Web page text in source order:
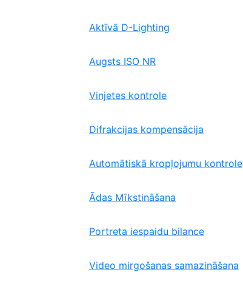
Aktīvā D-Lighting
Augsts ISO NR
Vinjetes kontrole
Difrakcijas kompensācija
Automātiskā kropļojumu kontrole
Ādas Mīkstināšana
Portreta iespaidu bilance
Video mirgošanas samazināšana